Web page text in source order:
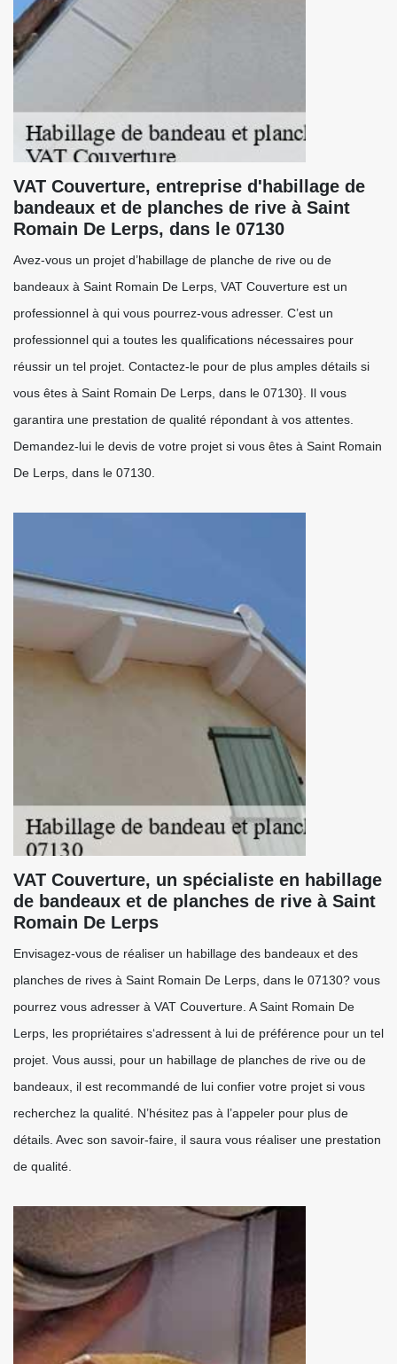
VAT Couverture, entreprise d'habillage de
bandeaux et de planches de rive à Saint
Romain De Lerps, dans le 07130
Avez-vous un projet d’habillage de planche de rive ou de
bandeaux à Saint Romain De Lerps, VAT Couverture est un
professionnel à qui vous pourrez-vous adresser. C’est un
professionnel qui a toutes les qualifications nécessaires pour
réussir un tel projet. Contactez-le pour de plus amples détails si
vous êtes à Saint Romain De Lerps, dans le 07130}. Il vous
garantira une prestation de qualité répondant à vos attentes.
Demandez-lui le devis de votre projet si vous êtes à Saint Romain
De Lerps, dans le 07130.
VAT Couverture, un spécialiste en habillage
de bandeaux et de planches de rive à Saint
Romain De Lerps
Envisagez-vous de réaliser un habillage des bandeaux et des
planches de rives à Saint Romain De Lerps, dans le 07130? vous
pourrez vous adresser à VAT Couverture. A Saint Romain De
Lerps, les propriétaires s‘adressent à lui de préférence pour un tel
projet. Vous aussi, pour un habillage de planches de rive ou de
bandeaux, il est recommandé de lui confier votre projet si vous
recherchez la qualité. N’hésitez pas à l’appeler pour plus de
détails. Avec son savoir-faire, il saura vous réaliser une prestation
de qualité.